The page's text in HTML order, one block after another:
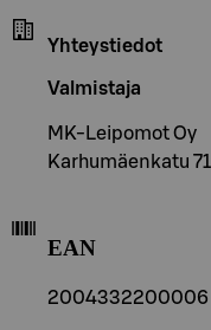
Yhteystiedot
Valmistaja
MK-Leipomot Oy
Karhumäenkatu
EAN
2004332200006